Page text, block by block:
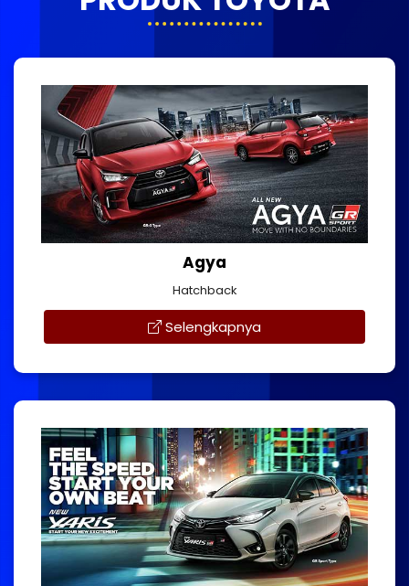
Agya
Hatchback
Selengkapnya